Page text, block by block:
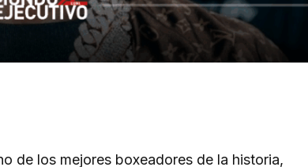
de los mejores boxeadores de la historia,